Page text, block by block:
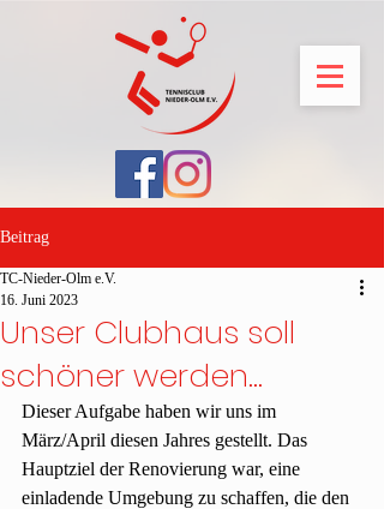
Beitrag
Unser Clubhaus soll
schöner werden...
TC-Nieder-Olm e.V.
16. Juni 2023
Dieser Aufgabe haben wir uns im
März/April diesen Jahres gestellt. Das
Hauptziel der Renovierung war, eine
einladende Umgebung zu schaffen, die den